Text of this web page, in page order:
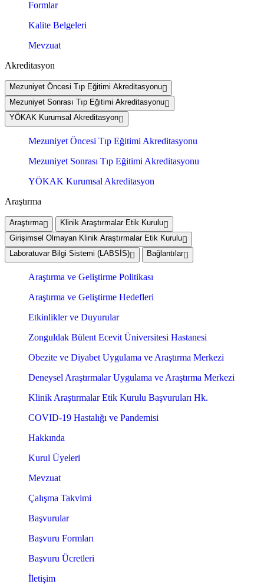
Formlar
Kalite Belgeleri
Mevzuat
Akreditasyon
Mezuniyet Öncesi Tıp Eğitimi Akreditasyonu
Mezuniyet Sonrası Tıp Eğitimi Akreditasyonu
YÖKAK Kurumsal Akreditasyon
Mezuniyet Öncesi Tıp Eğitimi Akreditasyonu
Mezuniyet Sonrası Tıp Eğitimi Akreditasyonu
YÖKAK Kurumsal Akreditasyon
Araştırma
Araştırma
Klinik Araştırmalar Etik Kurulu
Girişimsel Olmayan Klinik Araştırmalar Etik Kurulu
Laboratuvar Bilgi Sistemi (LABSİS)
Bağlantılar
Araştırma ve Geliştirme Politikası
Araştırma ve Geliştirme Hedefleri
Etkinlikler ve Duyurular
Zonguldak Bülent Ecevit Üniversitesi Hastanesi
Obezite ve Diyabet Uygulama ve Araştırma Merkezi
Deneysel Araştırmalar Uygulama ve Araştırma Merkezi
Klinik Araştırmalar Etik Kurulu Başvuruları Hk.
COVID-19 Hastalığı ve Pandemisi
Hakkında
Kurul Üyeleri
Mevzuat
Çalışma Takvimi
Başvurular
Başvuru Formları
Başvuru Ücretleri
İletişim